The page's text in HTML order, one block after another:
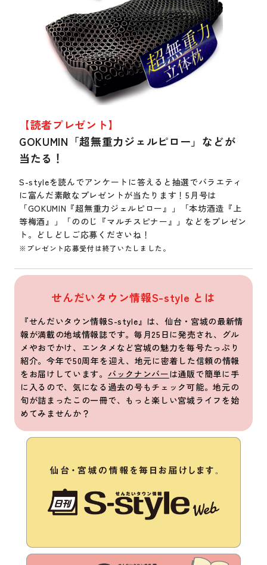
【読者プレゼント】
GOKUMIN「超無重力ジェルピロー」などが
当たる！
S-styleを読んでアンケートに答えると抽選でバラエティ
に富んだ素敵なプレゼントが当たります！5月号は
「GOKUMIN『超無重力ジェルピロー』」「本坊酒造『上
等梅酒』」「ののじ『マルチスピナー』」などをプレゼン
ト。どしどしご応募くださいね！
※プレゼント応募受付は終了いたしました。
せんだいタウン情報S-style とは
『せんだいタウン情報S-style』は、仙台・宮城の最新情
報が満載の地域情報誌です。毎月25日に発売され、グル
メやおでかけ、エンタメなど宮城の魅力を毎号たっぷり
紹介。今年で50周年を迎え、地元に密着した信頼の情報
をお届けしています。 バックナンバーは通販で簡単に手
に入るので、気になる過去の号もチェック可能。地元の
旬が詰まったこの一冊で、もっと楽しい宮城ライフを始
めてみませんか？